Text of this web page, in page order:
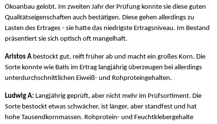
Ökoanbau gelobt. Im zweiten Jahr der Prüfung konnte sie diese guten
Qualitätseigenschaften auch bestätigen. Diese gehen allerdings zu
Lasten des Ertrages - sie hatte das niedrigste Ertragsniveau. Im Bestand
präsentiert sie sich optisch oft mangelhaft.
Aristos A bestockt gut, reift früher ab und macht ein großes Korn. Die
Sorte konnte wie Batis im Ertrag langjährig überzeugen bei allerdings
unterdurchschnittlichen Eiweiß- und Rohproteingehalten.
Ludwig A: Langjährig geprüft, aber nicht mehr im Prüfsortiment. Die
Sorte bestockt etwas schwächer, ist länger, aber standfest und hat
hohe Tausendkornmassen. Rohprotein- und Feuchtklebergehalte